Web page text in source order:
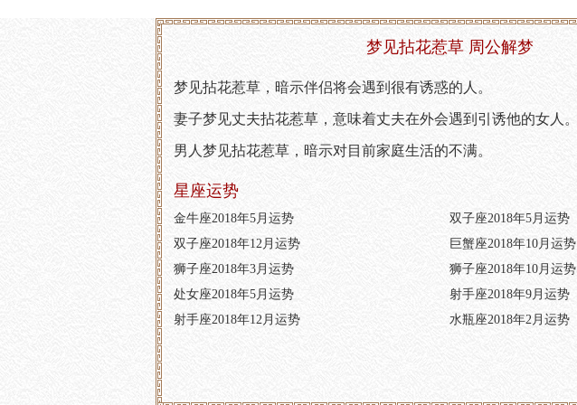
梦见拈花惹草 周公解梦
梦见拈花惹草，暗示伴侣将会遇到很有诱惑的人。
妻子梦见丈夫拈花惹草，意味着丈夫在外会遇到引诱他的女人。
男人梦见拈花惹草，暗示对目前家庭生活的不满。
星座运势
金牛座2018年5月运势
双子座2018年5月运势
双子座2018年12月运势
巨蟹座2018年10月运势
狮子座2018年3月运势
狮子座2018年10月运势
处女座2018年5月运势
射手座2018年9月运势
射手座2018年12月运势
水瓶座2018年2月运势